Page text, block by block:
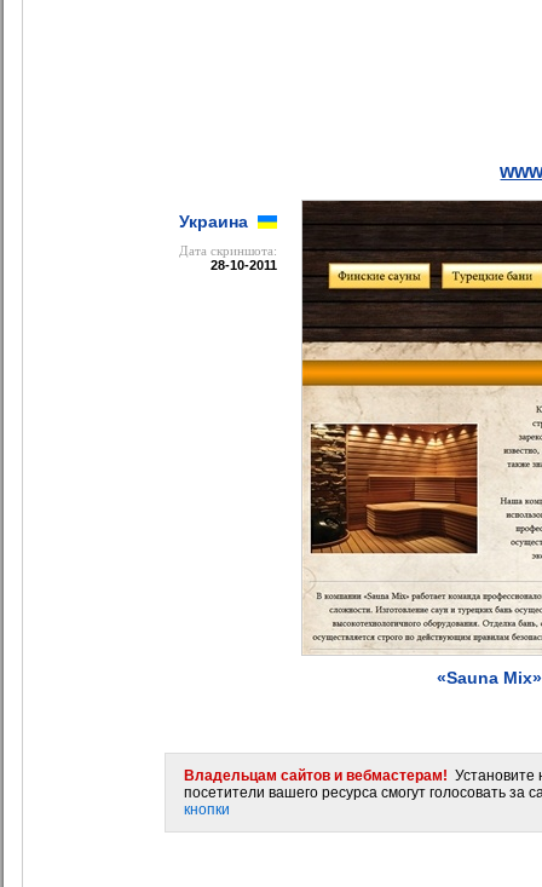
Украина
Дата cкриншота:
28-10-2011
«Sauna
Владельцам сайтов и вебмастерам! Установите
посетители вашего ресурса смогут голосовать за
кнопки